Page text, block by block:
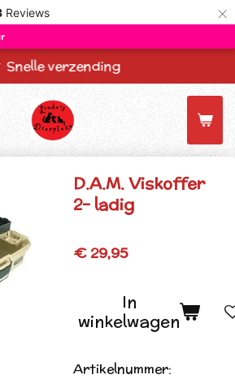
Reviews ×
Snelle verzending
D.A.M. Viskoffer
2- ladig
€ 29,95
In
winkelwagen
Artikelnummer: